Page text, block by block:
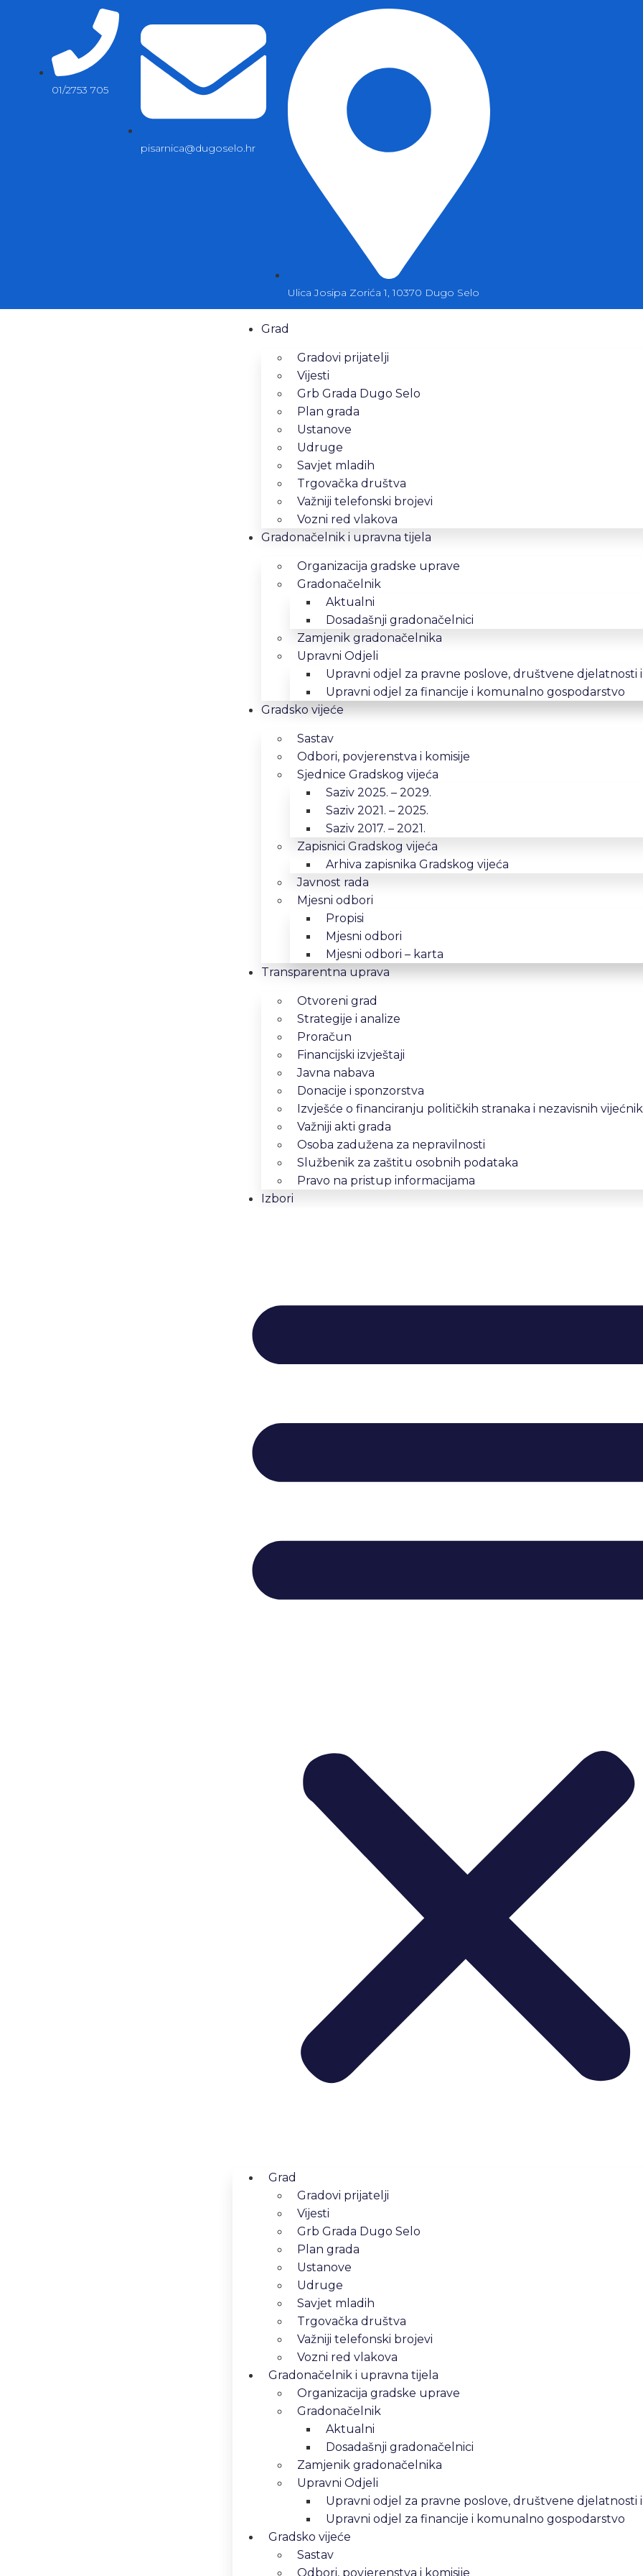
01/2753 705
pisarnica@dugoselo.hr
Ulica Josipa Zorića 1, 10370 Dugo Selo
Grad
Gradovi prijatelji
Vijesti
Grb Grada Dugo Selo
Plan grada
Ustanove
Udruge
Savjet mladih
Trgovačka društva
Važniji telefonski brojevi
Vozni red vlakova
Gradonačelnik i upravna tijela
Organizacija gradske uprave
Gradonačelnik
Aktualni
Dosadašnji gradonačelnici
Zamjenik gradonačelnika
Upravni Odjeli
Upravni odjel za pravne poslove, društvene djelatnosti
Upravni odjel za financije i komunalno gospodarstvo
Gradsko vijeće
Sastav
Odbori, povjerenstva i komisije
Sjednice Gradskog vijeća
Saziv 2025. – 2029.
Saziv 2021. – 2025.
Saziv 2017. – 2021.
Zapisnici Gradskog vijeća
Arhiva zapisnika Gradskog vijeća
Javnost rada
Mjesni odbori
Propisi
Mjesni odbori
Mjesni odbori – karta
Transparentna uprava
Otvoreni grad
Strategije i analize
Proračun
Financijski izvještaji
Javna nabava
Donacije i sponzorstva
Izvješće o financiranju političkih stranaka i nezavisnih
Važniji akti grada
Osoba zadužena za nepravilnosti
Službenik za zaštitu osobnih podataka
Pravo na pristup informacijama
Izbori
Grad
Gradovi prijatelji
Vijesti
Grb Grada Dugo Selo
Plan grada
Ustanove
Udruge
Savjet mladih
Trgovačka društva
Važniji telefonski brojevi
Vozni red vlakova
Gradonačelnik i upravna tijela
Organizacija gradske uprave
Gradonačelnik
Aktualni
Dosadašnji gradonačelnici
Zamjenik gradonačelnika
Upravni Odjeli
Upravni odjel za pravne poslove, društvene djelatnosti
Upravni odjel za financije i komunalno gospodarstvo
Gradsko vijeće
Sastav
Odbori, povjerenstva i komisije